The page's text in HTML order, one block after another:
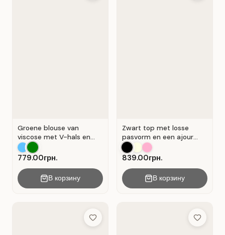
Groene blouse van
viscose met V-hals en
overslag . Groente .
779.00грн.
В корзину
Zwart top met losse
pasvorm en een ajour
kanten inzetstuk.
839.00грн.
В корзину
Add to Wish List Add to